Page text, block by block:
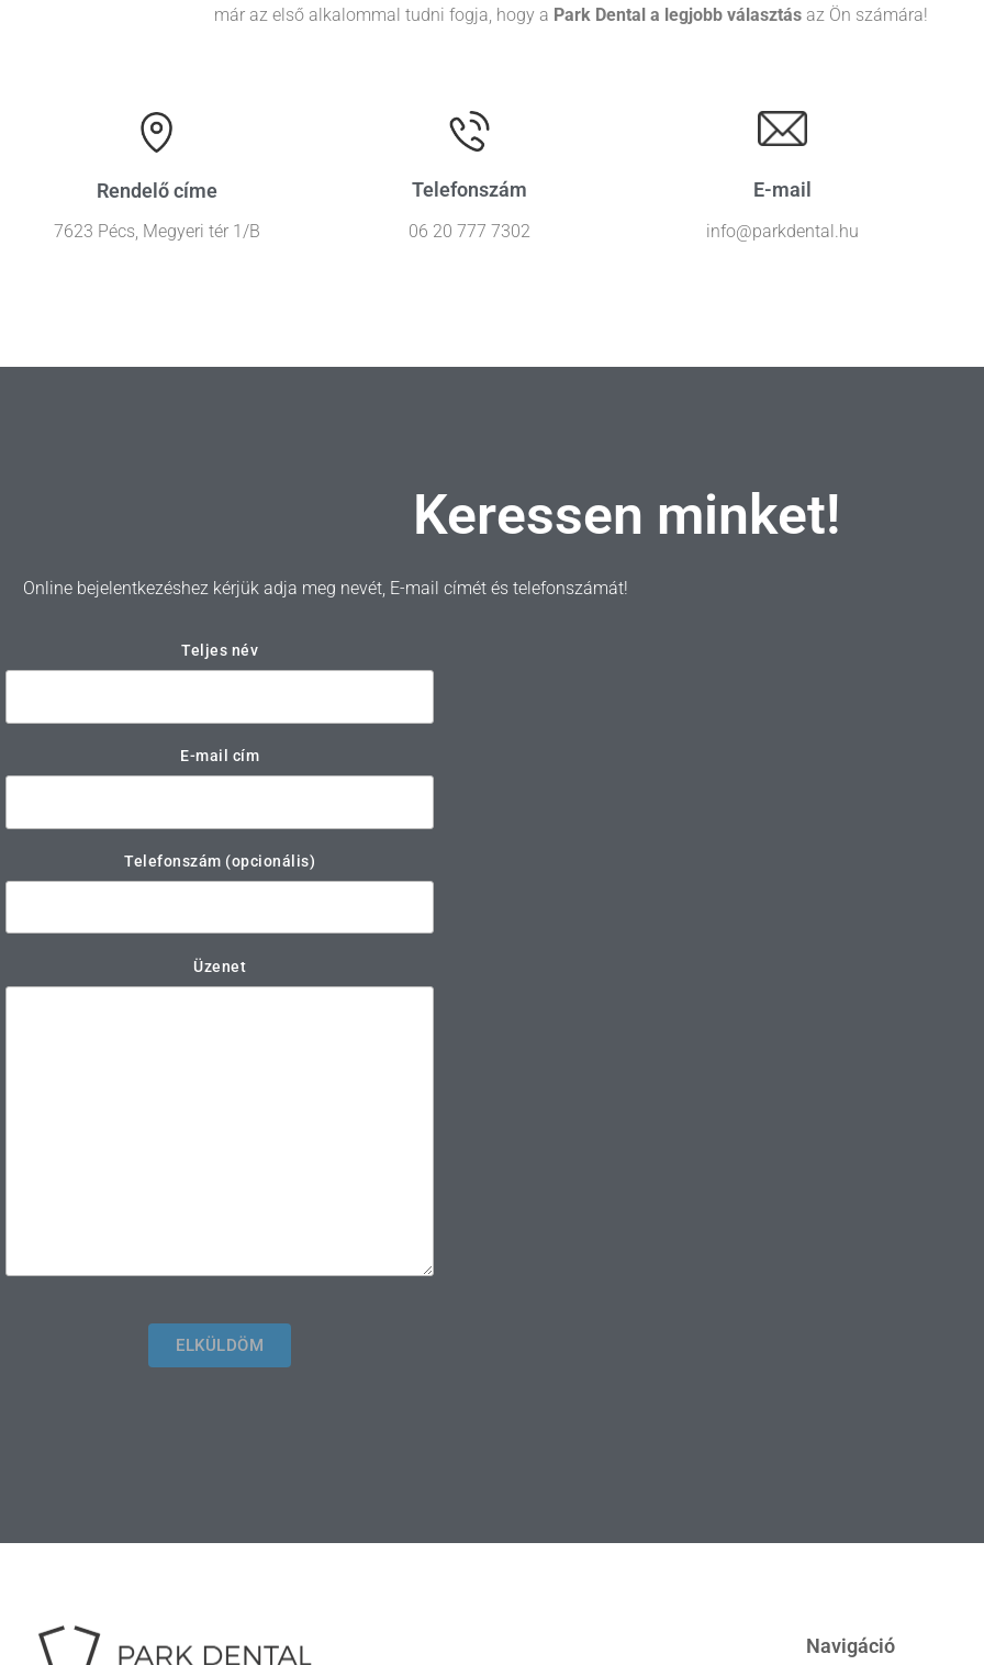
már az első alkalommal tudni fogja, hogy a Park Dental a legjobb választás az Ön számára!
Rendelő címe
7623 Pécs, Megyeri tér 1/B
Telefonszám
06 20 777 7302
E-mail
info@parkdental.hu
Keressen minket!
Online bejelentkezéshez kérjük adja meg nevét, E-mail címét és telefonszámát!
Teljes név
E-mail cím
Telefonszám (opcionális)
Üzenet
ELKÜLDÖM
Navigáció